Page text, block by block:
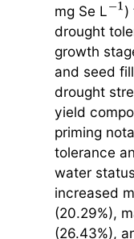
mg Se L−1)
drought
growth
and seed
drought
yield
priming
tolerance
water
increased
(20.29%),
(26.43%),